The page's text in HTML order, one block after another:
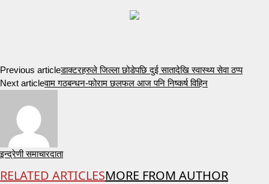
Previous articleडाक्टरहरुले जिल्ला छोडेपछि दुई सातादेखि स्वास्थ्य सेवा ठप्प
Next articleवाम गठबन्धन-फोराम छलफल आज पनि निष्कर्ष विहिन
इन्द्रेणी समाचारदाता
RELATED ARTICLESMORE FROM AUTHOR